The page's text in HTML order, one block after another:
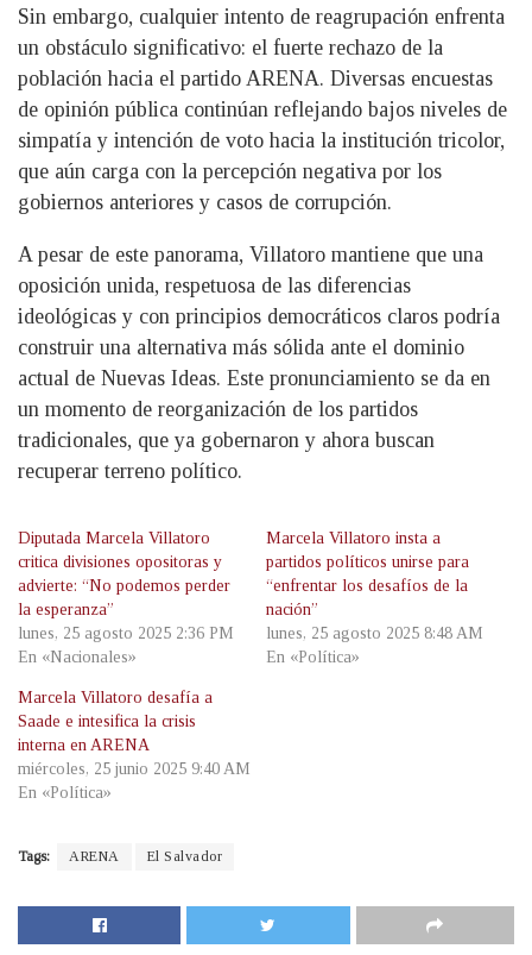
Sin embargo, cualquier intento de reagrupación enfrenta
un obstáculo significativo: el fuerte rechazo de la
población hacia el partido ARENA. Diversas encuestas
de opinión pública continúan reflejando bajos niveles de
simpatía y intención de voto hacia la institución tricolor,
que aún carga con la percepción negativa por los
gobiernos anteriores y casos de corrupción.
A pesar de este panorama, Villatoro mantiene que una
oposición unida, respetuosa de las diferencias
ideológicas y con principios democráticos claros podría
construir una alternativa más sólida ante el dominio
actual de Nuevas Ideas. Este pronunciamiento se da en
un momento de reorganización de los partidos
tradicionales, que ya gobernaron y ahora buscan
recuperar terreno político.
Diputada Marcela Villatoro
critica divisiones opositoras y
advierte: “No podemos perder
la esperanza”
lunes, 25 agosto 2025 2:36 PM
En «Nacionales»
Marcela Villatoro insta a
partidos políticos unirse para
“enfrentar los desafíos de la
nación”
lunes, 25 agosto 2025 8:48 AM
En «Política»
Marcela Villatoro desafía a
Saade e intesifica la crisis
interna en ARENA
miércoles, 25 junio 2025 9:40 AM
En «Política»
Tags: ARENA El Salvador